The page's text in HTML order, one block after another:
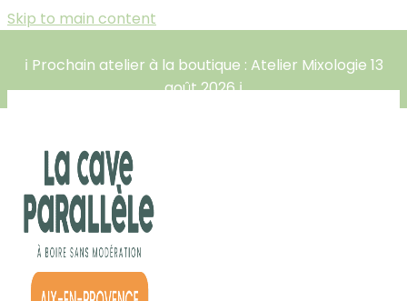
Skip to main content
ℹ️ Prochain atelier à la boutique : Atelier Mixologie 13
août 2026 ℹ️